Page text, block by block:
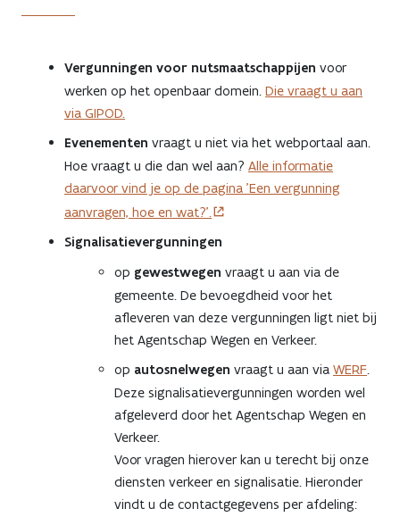
Vergunningen voor nutsmaatschappijen voor
werken op het openbaar domein. Die vraagt u aan
via GIPOD.
Evenementen vraagt u niet via het webportaal aan.
Hoe vraagt u die dan wel aan? Alle informatie
daarvoor vind je op de pagina 'Een vergunning
aanvragen, hoe en wat?'.
Signalisatievergunningen
op gewestwegen vraagt u aan via de
gemeente. De bevoegdheid voor het
afleveren van deze vergunningen ligt niet bij
het Agentschap Wegen en Verkeer.
op autosnelwegen vraagt u aan via WERF.
Deze signalisatievergunningen worden wel
afgeleverd door het Agentschap Wegen en
Verkeer.
Voor vragen hierover kan u terecht bij onze
diensten verkeer en signalisatie. Hieronder
vindt u de contactgegevens per afdeling: